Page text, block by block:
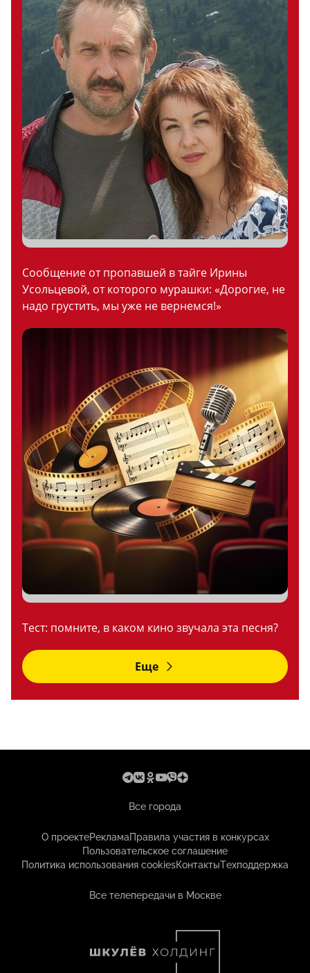
Сообщение от пропавшей в тайге Ирины
Усольцевой, от которого мурашки: «Дорогие, не
надо грустить, мы уже не вернемся!»
Тест: помните, в каком кино звучала эта песня?
Еще
Все города
О проектеРекламаПравила участия в конкурсах
Пользовательское соглашение
Политика использования cookiesКонтактыТехподдержка
Все телепередачи в Москве